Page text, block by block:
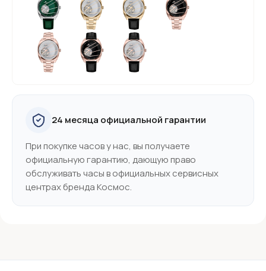
24 месяца официальной гарантии
При покупке часов у нас, вы получаете
официальную гарантию, дающую право
обслуживать часы в официальных сервисных
центрах бренда Космос.